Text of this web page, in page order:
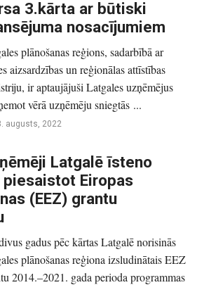
3.kārta ar būtiski
nosacījumiem
plānošanas reģions, sadarbībā ar
aizsardzības un reģionālas attīstības
ir aptaujājuši Latgales uzņēmējus
vērā uzņēmēju sniegtās ...
augusts, 2022
Latgalē īsteno
Eiropas
(EEZ) grantu
gadus pēc kārtas Latgalē norisinās
plānošanas reģiona izsludinātais EEZ
2014.–2021. gada perioda programmas